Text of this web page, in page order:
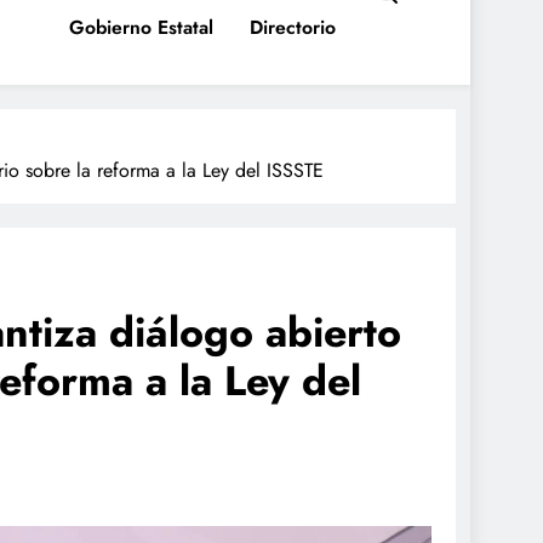
Gobierno Estatal Directorio
sobre la reforma a la Ley del ISSSTE
diálogo abierto
a la Ley del